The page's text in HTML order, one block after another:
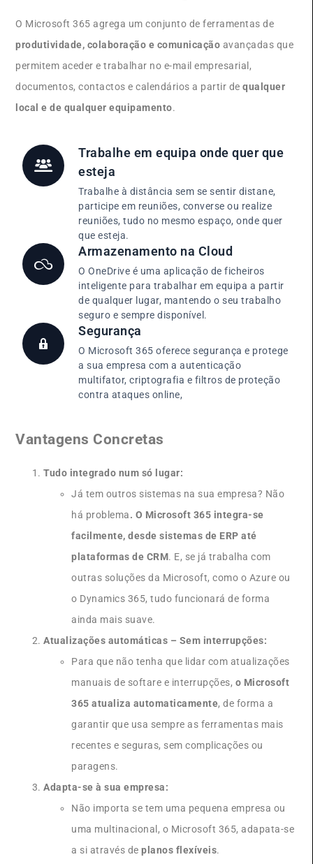
O Microsoft 365 agrega um conjunto de ferramentas de
produtividade, colaboração e comunicação avançadas que
permitem aceder e trabalhar no e-mail empresarial,
documentos, contactos e calendários a partir dequalquer
local e de qualquer equipamento.
Trabalhe em equipa onde quer que
esteja
Trabalhe à distância sem se sentir distane,
participe em reuniões, converse ou realize
reuniões, tudo no mesmo espaço, onde quer
que esteja.
Armazenamento na Cloud
O OneDrive é uma aplicação de ficheiros
inteligente para trabalhar em equipa a partir
de qualquer lugar, mantendo o seu trabalho
seguro e sempre disponível.
Segurança
O Microsoft 365 oferece segurança e protege
a sua empresa com a autenticação
multifator, criptografia e filtros de proteção
contra ataques online,
Vantagens Concretas
Tudo integrado num só lugar:
Já tem outros sistemas na sua empresa? Não
há problema. O Microsoft 365 integra-se
facilmente, desde sistemas de ERP até
plataformas de CRM. E, se já trabalha com
outras soluções da Microsoft, como o Azure ou
o Dynamics 365, tudo funcionará de forma
ainda mais suave.
Atualizações automáticas – Sem interrupções:
Para que não tenha que lidar com atualizações
manuais de softare e interrupções, o Microsoft
365 atualiza automaticamente, de forma a
garantir que usa sempre as ferramentas mais
recentes e seguras, sem complicações ou
paragens.
Adapta-se à sua empresa:
Não importa se tem uma pequena empresa ou
uma multinacional, o Microsoft 365, adapata-se
a si através de planos flexíveis.